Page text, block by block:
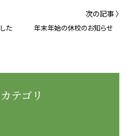
た
次の記事 〉
年末年始の休校のお知らせ
カテゴリ